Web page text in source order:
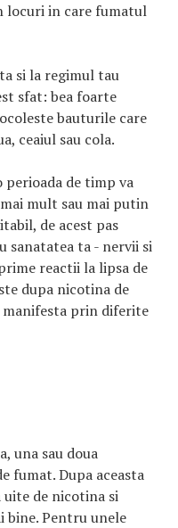
locuri in care fumatul
si la regimul tau
sfat: bea foarte
bauturile care
ceaiul sau cola.
de timp va
mult sau mai putin
de acest pas
ta - nervii si
reactii la lipsa de
dupa nicotina de
manifesta prin diferite
una sau doua
fumat. Dupa aceasta
uite de nicotina si
bine. Pentru unele